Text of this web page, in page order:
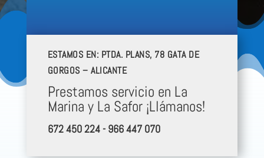
ESTAMOS EN: PTDA. PLANS, 78 GATA DE
GORGOS – ALICANTE
Prestamos servicio en La
Marina y La Safor ¡Llámanos!
672 450 224 - 966 447 070